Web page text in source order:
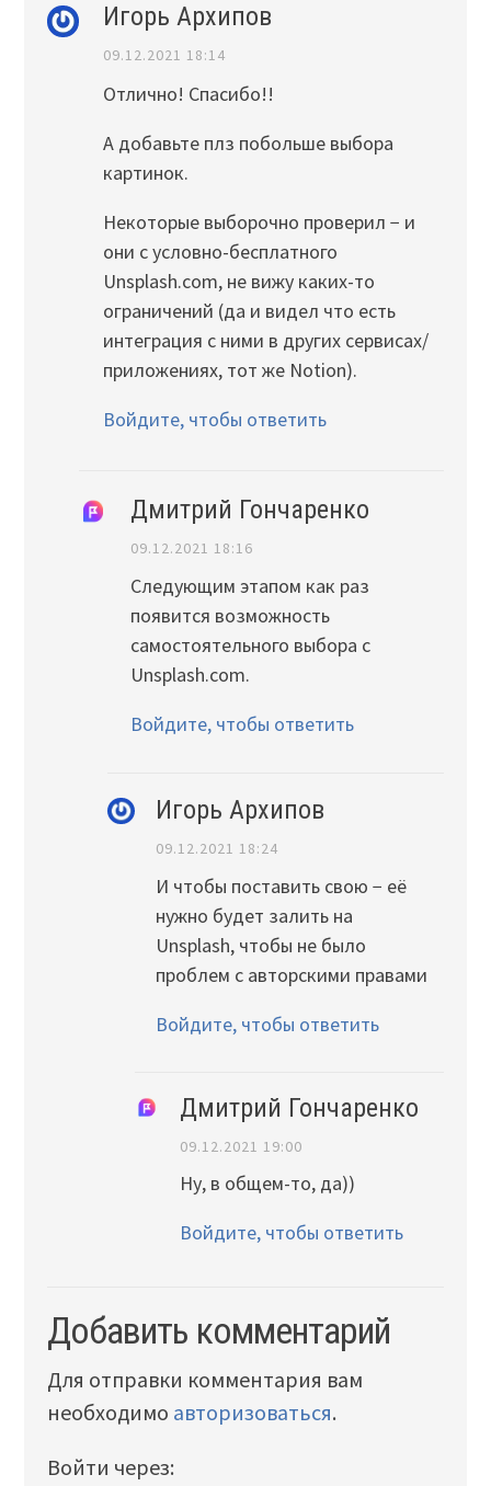
Игорь Архипов
09.12.2021 18:14
Отлично! Спасибо!!
А добавьте плз побольше выбора
картинок.
Некоторые выборочно проверил − и
они с условно-бесплатного
Unsplash.com, не вижу каких-то
ограничений (да и видел что есть
интеграция с ними в других сервисах/
приложениях, тот же Notion).
Войдите, чтобы ответить
Дмитрий Гончаренко
09.12.2021 18:16
Следующим этапом как раз
появится возможность
самостоятельного выбора с
Unsplash.com.
Войдите, чтобы ответить
Игорь Архипов
09.12.2021 18:24
И чтобы поставить свою − её
нужно будет залить на
Unsplash, чтобы не было
проблем с авторскими правами
Войдите, чтобы ответить
Дмитрий Гончаренко
09.12.2021 19:00
Ну, в общем-то, да))
Войдите, чтобы ответить
Добавить комментарий
Для отправки комментария вам
необходимо авторизоваться.
Войти через: